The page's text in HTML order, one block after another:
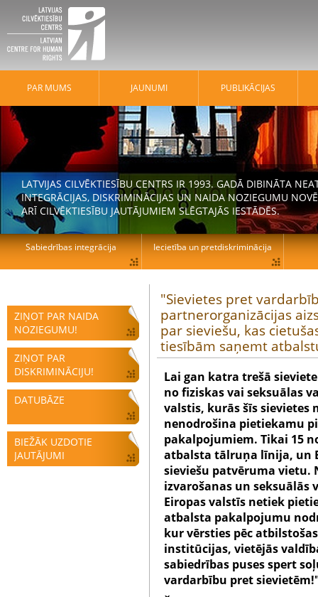
ZIŅOT PAR NAIDA
NOZIEGUMU!
ZIŅOT PAR
DISKRIMINĀCIJU!
DATUBĀZE
BIEŽĀK UZDOTIE
JAUTĀJUMI
"Sievietes pret
partnerorganizācijas
par sieviešu, kas
tiesībām saņemt
Lai gan katra trešā
no fiziskas vai seksuālas
valstis, kurās šīs sievietes
nenodrošina pietiekamu
pakalpojumiem. Tikai 15
atbalsta tālruņa līnija, un
sieviešu patvēruma vietu.
izvarošanas un seksuālās
Eiropas valstīs netiek
atbalsta pakalpojumu
kur vērsties pēc
institūcijas, vietējās
sabiedrības puses spert
vardarbību pret
PAR MUMS JAUNUMI PUBLIKĀCIJAS
LATVIJAS CILVĒKTIESĪBU CENTRS IR 1993. GADĀ DIBINĀTA
INTEGRĀCIJAS, DISKRIMINĀCIJAS UN NAIDA NOZIEGUMU
ARĪ CILVĒKTIESĪBU JAUTĀJUMIEM SLĒGTAJĀS IESTĀDĒS.
Sabiedrības integrācija Iecietība un pretdiskriminācija